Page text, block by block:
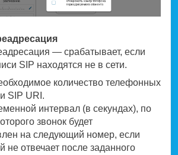
— срабатывает, если
SIP находятся не в сети.
количество телефонных
SIP URI.
интервал (в секундах), по
звонок будет
на следующий номер, если
не отвечает после заданного